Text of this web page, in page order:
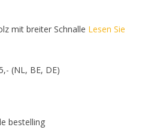
mit breiter Schnalle Lesen Sie
(NL, BE, DE)
bestelling